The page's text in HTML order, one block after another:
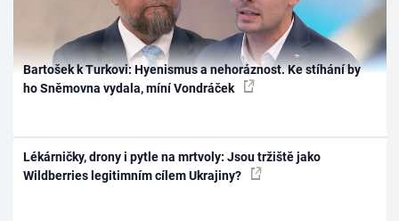
Bartošek k Turkovi: Hyenismus a nehoráznost. Ke stíhání by
ho Sněmovna vydala, míní Vondráček
Lékárničky, drony i pytle na mrtvoly: Jsou tržiště jako
Wildberries legitimním cílem Ukrajiny?